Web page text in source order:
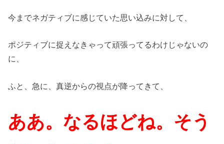
今までネガティブに感じていた思い込みに対して、
ポジティブに捉えなきゃって頑張ってるわけじゃないの
に、
ふと、急に、真逆からの視点が降ってきて、
ああ。なるほどね。そう